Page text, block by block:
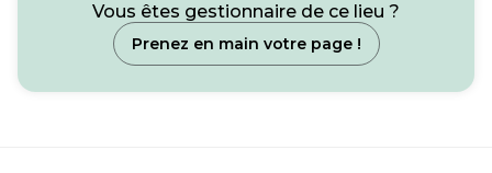
Vous êtes gestionnaire de ce lieu ?
Prenez en main votre page !